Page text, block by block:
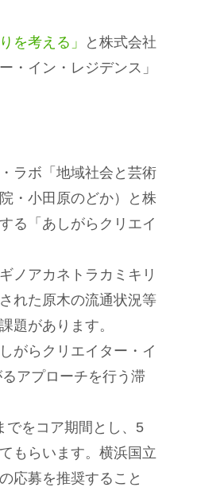
を考える」
と株式会社
・イン・レジデンス」
ラボ「地域社会と芸術
・小田原のどか）と株
る「あしがらクリエイ
ノアカネトラカミキリ
れた原木の流通状況等
題があります。
がらクリエイター・イ
アプローチを行う滞
でをコア期間とし、 5
もらいます。横浜国立
応募を推奨すること